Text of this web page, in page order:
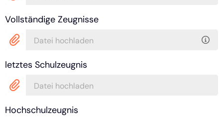
Vollständige Zeugnisse
Datei hochladen
letztes Schulzeugnis
Datei hochladen
Hochschulzeugnis